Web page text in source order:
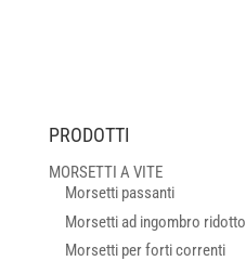
PRODOTTI
MORSETTI A VITE
Morsetti passanti
Morsetti ad ingombro ridotto
Morsetti per forti correnti